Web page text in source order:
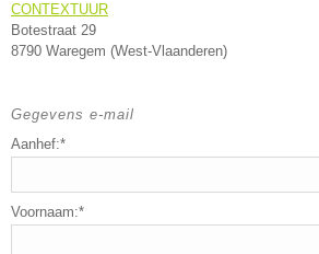
CONTEXTUUR
Botestraat 29
8790 Waregem (West-Vlaanderen)
Gegevens e-mail
Aanhef:*
Voornaam:*